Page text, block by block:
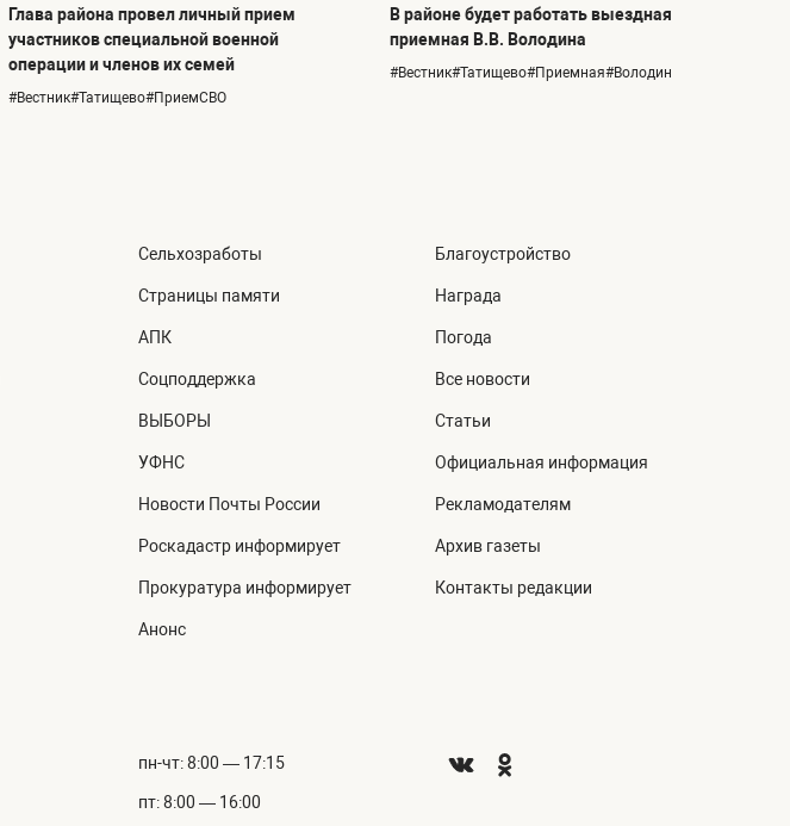
Глава района провел личный прием
участников специальной военной
операции и членов их семей
#Вестник#Татищево#ПриемСВО
В районе будет работать выездная
приемная В.В. Володина
#Вестник#Татищево#Приемная#Володин
Сельхозработы
Страницы памяти
АПК
Соцподдержка
ВЫБОРЫ
УФНС
Новости Почты России
Роскадастр информирует
Прокуратура информирует
Анонс
Благоустройство
Награда
Погода
Все новости
Статьи
Официальная информация
Рекламодателям
Архив газеты
Контакты редакции
пн-чт: 8:00 — 17:15
пт: 8:00 — 16:00